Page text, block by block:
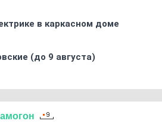
в каркасном доме
(до 9 августа)